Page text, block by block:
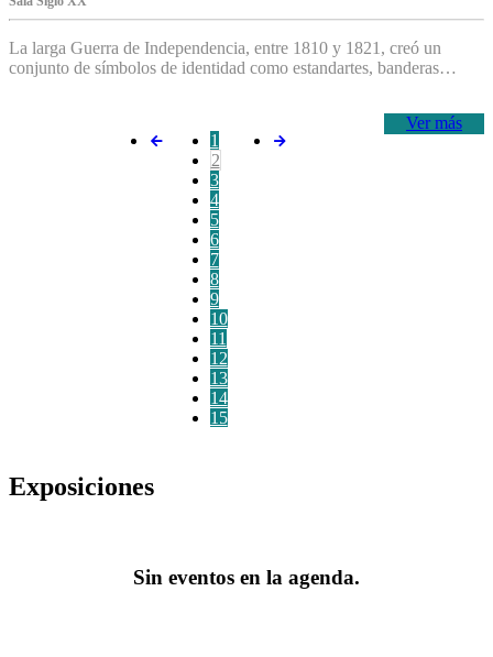
La larga Guerra de Independencia, entre 1810 y 1821, creó un
conjunto de símbolos de identidad como estandartes, banderas…
Ver más
1
2
3
4
5
6
7
8
9
10
11
12
13
14
15
Exposiciones
Sin eventos en la agenda.